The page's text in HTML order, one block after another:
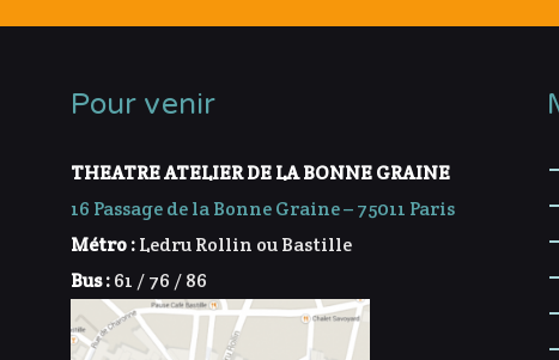
Pour venir
THEATRE ATELIER DE LA BONNE GRAINE
16 Passage de la Bonne Graine – 75011 Paris
Métro :Ledru Rollin ou Bastille
Bus :61 / 76 / 86